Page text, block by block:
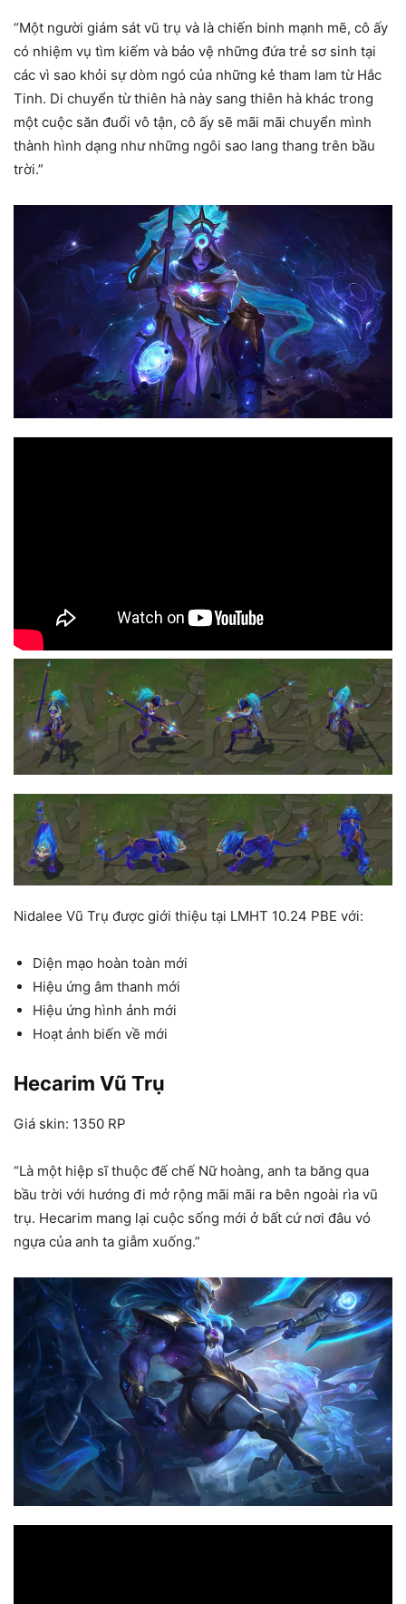
“Một người giám sát vũ trụ và là chiến binh mạnh mẽ, cô ấy
có nhiệm vụ tìm kiếm và bảo vệ những đứa trẻ sơ sinh tại
các vì sao khỏi sự dòm ngó của những kẻ tham lam từ Hắc
Tinh. Di chuyển từ thiên hà này sang thiên hà khác trong
một cuộc săn đuổi vô tận, cô ấy sẽ mãi mãi chuyển mình
thành hình dạng như những ngôi sao lang thang trên bầu
trời.”
Nidalee Vũ Trụ được giới thiệu tại LMHT 10.24 PBE với:
Diện mạo hoàn toàn mới
Hiệu ứng âm thanh mới
Hiệu ứng hình ảnh mới
Hoạt ảnh biến về mới
Hecarim Vũ Trụ
Giá skin: 1350 RP
“Là một hiệp sĩ thuộc đế chế Nữ hoàng, anh ta băng qua
bầu trời với hướng đi mở rộng mãi mãi ra bên ngoài rìa vũ
trụ. Hecarim mang lại cuộc sống mới ở bất cứ nơi đâu vó
ngựa của anh ta giẫm xuống.”